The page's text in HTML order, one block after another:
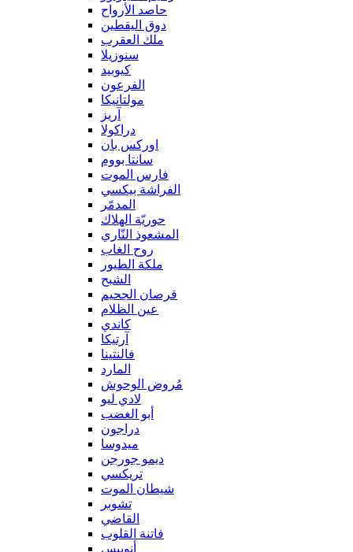
حاصد الأرواح
دوق اليقطين
ملك العقرب
سنوزيلا
كيوبيد
الفرعون
مولتانيكا
آريز
دراكولا
اوركس بان
سانتا بووم
فارس الموت
الفراشة بيكسي
المدمّر
حوريّة الهلاك
المشعوذ النّاري
روح الغاب
ملكة الطيور
الشبح
قرصان الجحيم
عين الظلام
كاندي
آرتيكا
فالنتينا
المارد
مُروض الوحوش
لادي ليو
أبو الغضب
دراجون
ميدوسا
ديمو جورجن
تريكسي
شيطان الموت
تشوبر
القاضي
فاتنة القلوب
أنوبيس